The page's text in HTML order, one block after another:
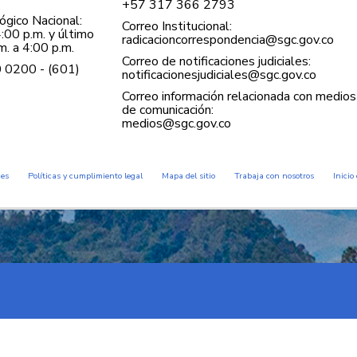
Nacional:
p.m. y último
a 4:00 p.m.
0200 - (601)
+57 ​317 366 2793
Correo Institucional:
radicacioncorrespondencia@sgc.gov.co
Correo de notificaciones judiciales:
notificacionesjudiciales@sgc.gov.co
Correo información relacionada con medios
de comunicación:
medios@sgc.gov.co
Políticas y cumplimiento legal Mapa del sitio Trabaja con nosotros Inicio